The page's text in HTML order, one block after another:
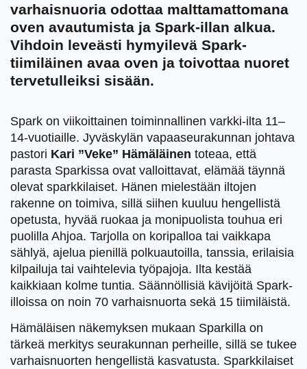
varhaisnuoria odottaa malttamattomana
oven avautumista ja Spark-illan alkua.
Vihdoin leveästi hymyilevä Spark-
tiimiläinen avaa oven ja toivottaa nuoret
tervetulleiksi sisään.
Spark on viikoittainen toiminnallinen varkki-ilta 11–
14-vuotiaille. Jyväskylän vapaaseurakunnan johtava
pastori Kari ”Veke” Hämäläinen toteaa, että
parasta Sparkissa ovat valloittavat, elämää täynnä
olevat sparkkilaiset. Hänen mielestään iltojen
rakenne on toimiva, sillä siihen kuuluu hengellistä
opetusta, hyvää ruokaa ja monipuolista touhua eri
puolilla Ahjoa. Tarjolla on koripalloa tai vaikkapa
sählyä, ajelua pienillä polkuautoilla, tanssia, erilaisia
kilpailuja tai vaihtelevia työpajoja. Ilta kestää
kaikkiaan kolme tuntia. Säännöllisiä kävijöitä Spark-
illoissa on noin 70 varhaisnuorta sekä 15 tiimiläistä.
Hämäläisen näkemyksen mukaan Sparkilla on
tärkeä merkitys seurakunnan perheille, sillä se tukee
varhaisnuorten hengellistä kasvatusta. Sparkkilaiset